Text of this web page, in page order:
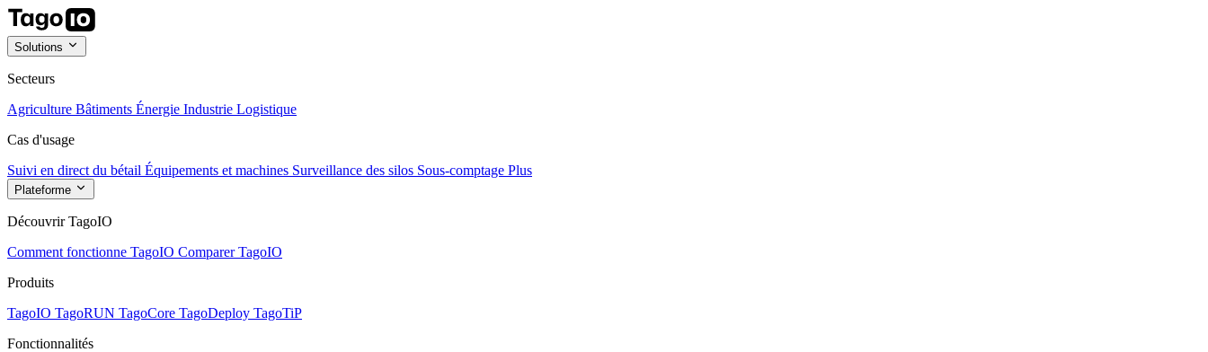
Solutions
Secteurs
Agriculture Bâtiments Énergie Industrie Logistique
Cas d'usage
Suivi en direct du bétail Équipements et machines Surveillance des silos Sous-comptage Plus
Plateforme
Découvrir TagoIO
Comment fonctionne TagoIO Comparer TagoIO
Produits
TagoIO TagoRUN TagoCore TagoDeploy TagoTiP
Fonctionnalités